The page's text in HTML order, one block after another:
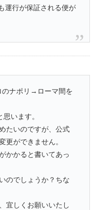
運行が保証される便が
のナポリ→ローマ間を
います。
たいのですが、公式
更ができません。
かかると書いてあっ
のでしょうか？ちな
宜しくお願いいたし